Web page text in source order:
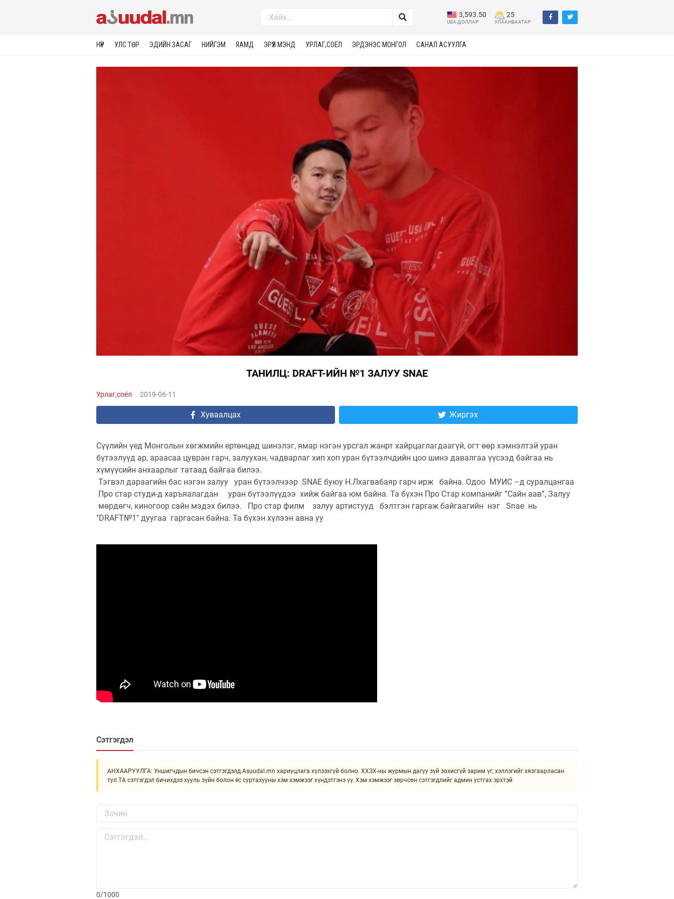
3,593.50
USA ДОЛЛАР
25
УЛААНБААТАР
НҮҮР УЛС ТӨР ЭДИЙН ЗАСАГ НИЙГЭМ ЯАМД ЭРҮҮЛ МЭНД УРЛАГ,СОЁЛ ЭРДЭНЭС МОНГОЛ САНАЛ АСУУЛГА
ТАНИЛЦ: DRAFT-ИЙН №1 ЗАЛУУ SNAE
Урлаг,соёл 2019-06-11
Хуваалцах Жиргэх
Сүүлийн үед Монголын хөгжмийн ертөнцөд шинэлэг, ямар нэгэн урсгал жанрт хайрцаглагдаагүй, огт өөр хэмнэлтэй уран
бүтээлүүд ар, араасаа цувран гарч, залуухан, чадварлаг хип хоп уран бүтээлчдийн цоо шинэ давалгаа үүсээд байгаа нь
хүмүүсийн анхаарлыг татаад байгаа билээ.
Тэгвэл дараагийн бас нэгэн залуу уран бүтээлчээр SNAE буюу Н.Лхагвабаяр гарч ирж байна. Одоо МУИС –д суралцангаа
Про стар студи-д харъяалагдан уран бүтээлүүдээ хийж байгаа юм байна. Та бүхэн Про Стар компанийг “Сайн аав”, Залуу
мөрдөгч, киногоор сайн мэдэх билээ. Про стар филм залуу артистууд бэлтгэн гаргаж байгаагийн нэг Snae нь
"DRAFT№1" дуугаа гаргасан байна. Та бүхэн хүлээн авна уу
Сэтгэгдэл
АНХААРУУЛГА: Уншигчдын бичсэн сэтгэгдэлд Asuudal.mn хариуцлага хүлээхгүй болно. ХХЗХ-ны журмын дагуу зүй зохисгүй зарим үг, хэллэгийг хязгаарласан
тул ТА сэтгэгдэл бичихдээ хууль зүйн болон ёс суртахууны хэм хэмжээг хүндэтгэнэ үү. Хэм хэмжээг зөрчсөн сэтгэгдлийг админ устгах эрхтэй
0/1000